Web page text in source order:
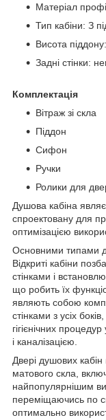
Матеріал
Тип кабіни: З
Висота
Задні стінки:
Комплектація
Вітраж зі скла
Піддон
Сифон
Ручки
Ролики для
Душова кабіна
спроектовану для
оптимізацією
Основними типами
Відкриті кабіни
стінками і
що робить їх
являють собою
стінками з усіх
гігієнічних
і каналізацією.
Двері душових
матового скла,
найпопулярнішим
переміщаючись по
оптимально